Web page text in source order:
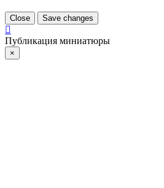
Close Save changes
Публикация миниатюры
×